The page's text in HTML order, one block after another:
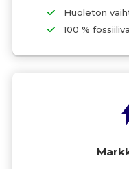
Huoleton
100 %